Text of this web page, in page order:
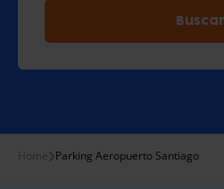
Buscar
Home Parking Aeropuerto Santiago